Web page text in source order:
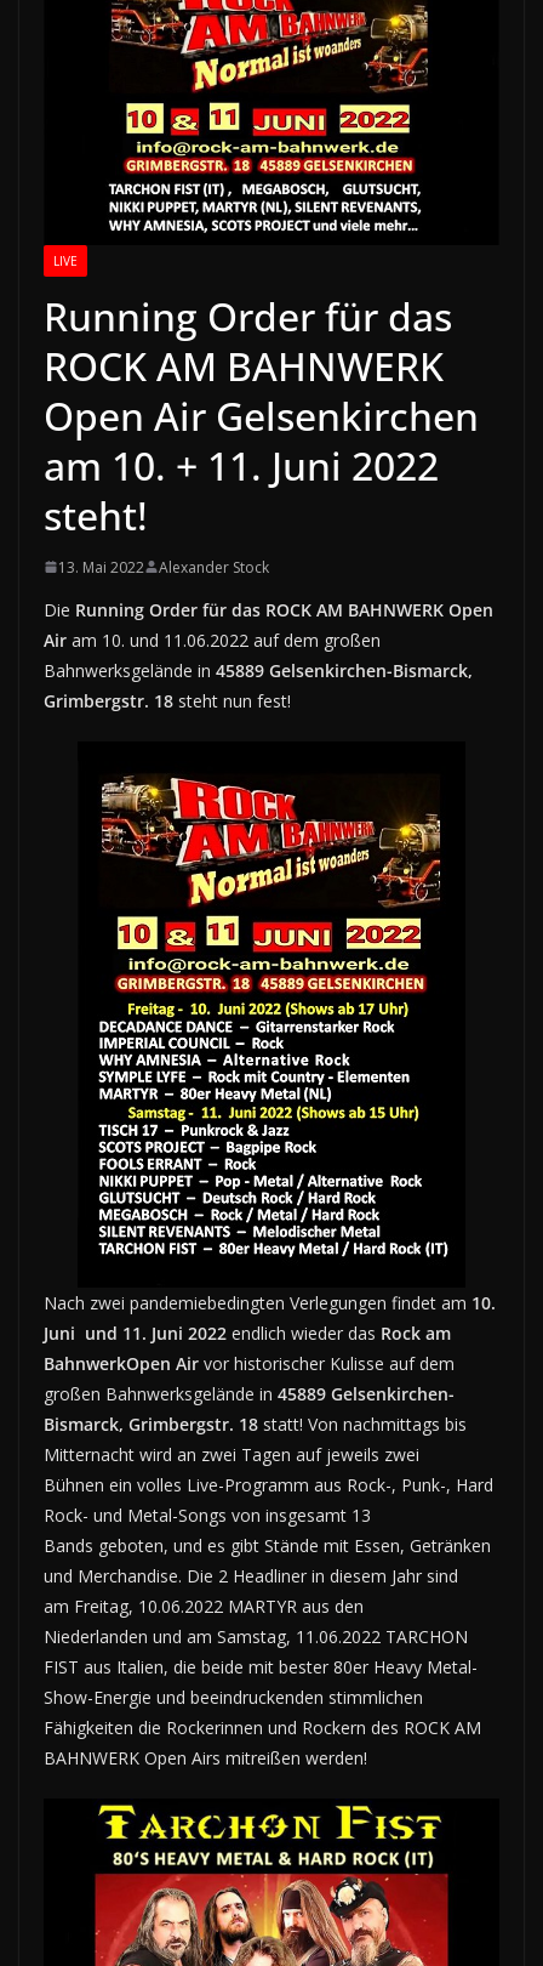
LIVE
Running Order für das
ROCK AM BAHNWERK
Open Air Gelsenkirchen
am 10. + 11. Juni 2022
steht!
13. Mai 2022 Alexander Stock
Die Running Order für das ROCK AM BAHNWERK Open
Air am 10. und 11.06.2022 auf dem großen
Bahnwerksgelände in 45889 Gelsenkirchen-Bismarck,
Grimbergstr. 18 steht nun fest!
Nach zwei pandemiebedingten Verlegungen findet am 10.
Juni und 11. Juni 2022 endlich wieder das Rock am
BahnwerkOpen Air vor historischer Kulisse auf dem
großen Bahnwerksgelände in 45889 Gelsenkirchen-
Bismarck, Grimbergstr. 18 statt! Von nachmittags bis
Mitternacht wird an zwei Tagen auf jeweils zwei
Bühnen ein volles Live-Programm aus Rock-, Punk-, Hard
Rock- und Metal-Songs von insgesamt 13
Bands geboten, und es gibt Stände mit Essen, Getränken
und Merchandise. Die 2 Headliner in diesem Jahr sind
am Freitag, 10.06.2022 MARTYR aus den
Niederlanden und am Samstag, 11.06.2022 TARCHON
FIST aus Italien, die beide mit bester 80er Heavy Metal-
Show-Energie und beeindruckenden stimmlichen
Fähigkeiten die Rockerinnen und Rockern des ROCK AM
BAHNWERK Open Airs mitreißen werden!